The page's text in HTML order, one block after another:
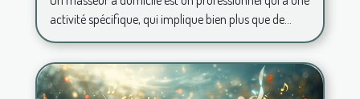
vos frais kilométriques !
activité spécifique, qui implique bien plus que de...